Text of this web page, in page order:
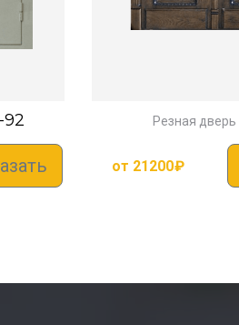
92 Резная дверь
от 21200₽